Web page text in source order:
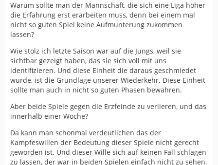
Warum sollte man der Mannschaft, die sich eine Liga höher
die Erfahrung erst erarbeiten muss, denn bei einem mal
nicht so guten Spiel keine Aufmunterung zukommen
lassen?
Wie stolz ich letzte Saison war auf die Jungs, weil sie
sichtbar gezeigt haben, das sie sich voll mit uns
identifizieren. Und diese Einheit die daraus geschmiedet
wurde, ist die Grundlage unserer Wiederkehr. Diese Einheit
sollte man auch in nicht so guten Phasen bewahren.
Aber beide Spiele gegen die Erzfeinde zu verlieren, und das
innerhalb einer Woche?
Da kann man schonmal verdeutlichen das der
Kampfeswillen der Bedeutung dieser Spiele nicht gerecht
geworden ist. Und dieser Wille sich auf keinen Fall schlagen
zu lassen, der war in beiden Spielen einfach nicht zu sehen.